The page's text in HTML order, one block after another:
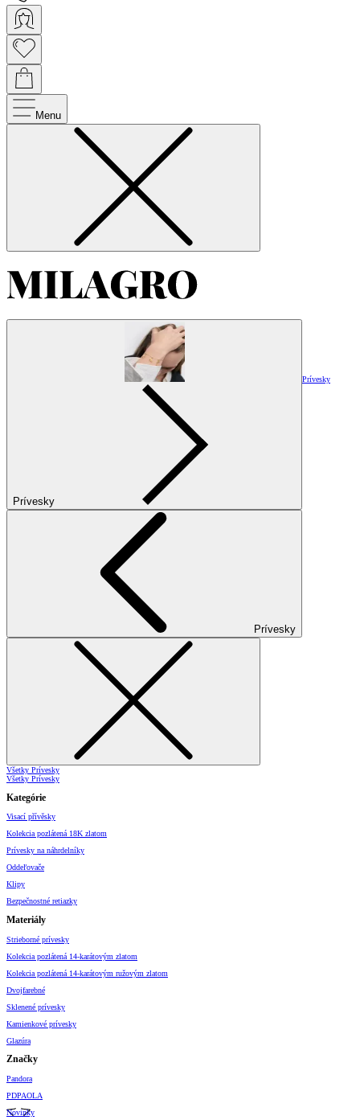
Menu
Prívesky
Prívesky
Prívesky
Všetky Prívesky
Všetky Prívesky
Kategórie
Visací přívěsky
Kolekcia pozlátená 18K zlatom
Prívesky na náhrdelníky
Oddeľovače
Klipy
Bezpečnostné retiazky
Materiály
Strieborné prívesky
Kolekcia pozlátená 14-karátovým zlatom
Kolekcia pozlátená 14-karátovým ružovým zlatom
Dvojfarebné
Sklenené prívesky
Kamienkové prívesky
Glazúra
Značky
Pandora
PDPAOLA
Novinky